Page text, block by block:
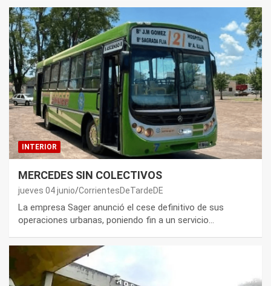
INTERIOR
MERCEDES SIN COLECTIVOS
jueves 04 junio CorrientesDeTardeDE
La empresa Sager anunció el cese definitivo de sus
operaciones urbanas, poniendo fin a un servicio…